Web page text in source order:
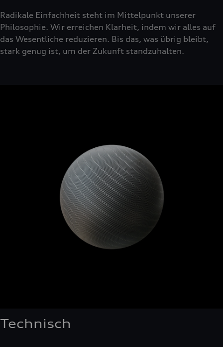
Radikale Einfachheit steht im Mittelpunkt unserer
Philosophie. Wir erreichen Klarheit, indem wir alles auf
das Wesentliche reduzieren. Bis das, was übrig bleibt,
stark genug ist, um der Zukunft standzuhalten.
Technisch